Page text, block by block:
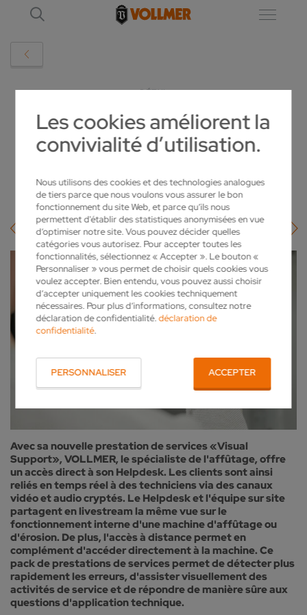
Les cookies améliorent la
convivialité d’utilisation.
Nous utilisons des cookies et des technologies analogues
de tiers parce que nous voulons vous assurer le bon
fonctionnement du site Web, et parce qu’ils nous
permettent d'établir des statistiques anonymisées en vue
d’optimiser notre site. Vous pouvez décider quelles
catégories vous autorisez. Pour accepter toutes les
fonctionnalités, sélectionnez « Accepter ». Le bouton «
Personnaliser » vous permet de choisir quels cookies vous
voulez accepter. Bien entendu, vous pouvez aussi choisir
d’accepter uniquement les cookies techniquement
nécessaires. Pour plus d’informations, consultez notre
déclaration de confidentialité.déclaration de
confidentialité.
PERSONNALISER ACCEPTER
DÉTAIL
VOLLMER LANCE VISUAL SUPPORT
Avec sa nouvelle prestation de services «Visual
Support», VOLLMER, le spécialiste de l'affûtage, offre
un accès direct à son Helpdesk. Les clients sont ainsi
reliés en temps réel à des techniciens via des canaux
vidéo et audio cryptés. Le Helpdesk et l'équipe sur site
partagent en livestream la même vue sur le
fonctionnement interne d'une machine d'affûtage ou
d'érosion. De plus, l'accès à distance permet en
complément d'accéder directement à la machine. Ce
pack de prestations de services permet de détecter plus
rapidement les erreurs, d'assister visuellement des
activités de service et de répondre de manière sûre aux
questions d'application technique.